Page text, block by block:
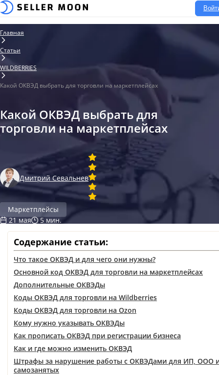
Главная
Статьи
WILDBERRIES
Какой ОКВЭД выбрать для торговли на маркетплейсах
Какой ОКВЭД выбрать для
торговли на маркетплейсах
Дмитрий Севальнев
Маркетплейсы
21 мая
5 мин.
Содержание статьи:
Что такое ОКВЭД и для чего они нужны?
Основной код ОКВЭД для торговли на маркетплейсах
Дополнительные ОКВЭДы
Коды ОКВЭД для торговли на Wildberries
Коды ОКВЭД для торговли на Ozon
Кому нужно указывать ОКВЭДы
Как прописать ОКВЭД при регистрации бизнеса
Как и где можно изменить ОКВЭД
Штрафы за нарушение работы с ОКВЭДами для ИП, ООО
самозанятых